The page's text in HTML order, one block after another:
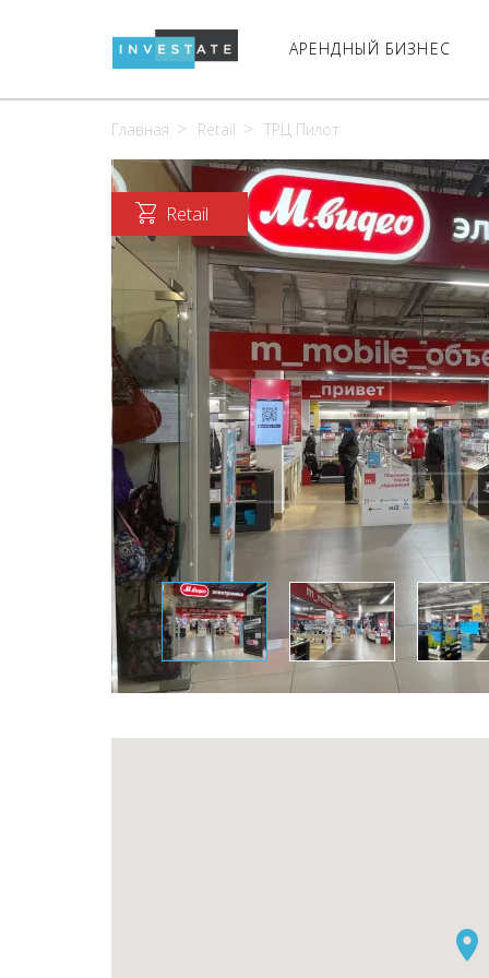
АРЕНДНЫЙ БИЗНЕС
Главная Retail ТРЦ Пилот
Retail